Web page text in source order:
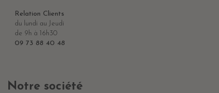
Relation Clients
du lundi au Jeudi
de 9h à 16h30
09 73 88 40 48
Notre société